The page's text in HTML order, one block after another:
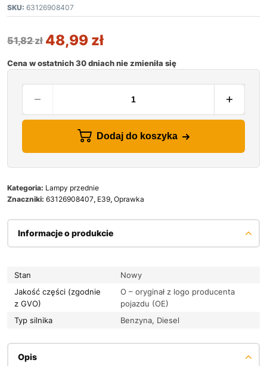
SKU: 63126908407
51,82zł 48,99 zł
Cena w ostatnich 30 dniach nie zmieniła się
Dodaj do koszyka
Kategoria: Lampy przednie
Znaczniki: 63126908407, E39, Oprawka
Informacje o produkcie
Stan
Nowy
Jakość części (zgodnie
z GVO)
O – oryginał z logo producenta
pojazdu (OE)
Typ silnika
Benzyna, Diesel
Opis